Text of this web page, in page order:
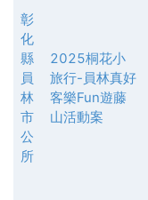
彰
化
縣
員
林
市
公
所
2025桐花小
旅行-員林真好
客樂Fun遊藤
山活動案